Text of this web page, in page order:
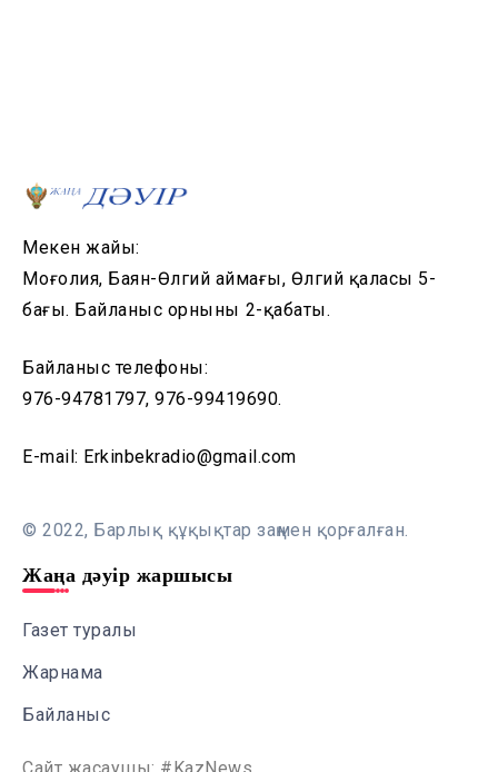
Мекен жайы:
Моңғолия, Баян-Өлгий аймағы, Өлгий қаласы 5-
бағы. Байланыс орнының 2-қабаты.
Байланыс телефоны:
976-94781797, 976-99419690.
E-mail: Erkinbekradio@gmail.com
© 2022, Барлық құқықтар заңмен қорғалған.
Жаңа дәуір жаршысы
Газет туралы
Жарнама
Байланыс